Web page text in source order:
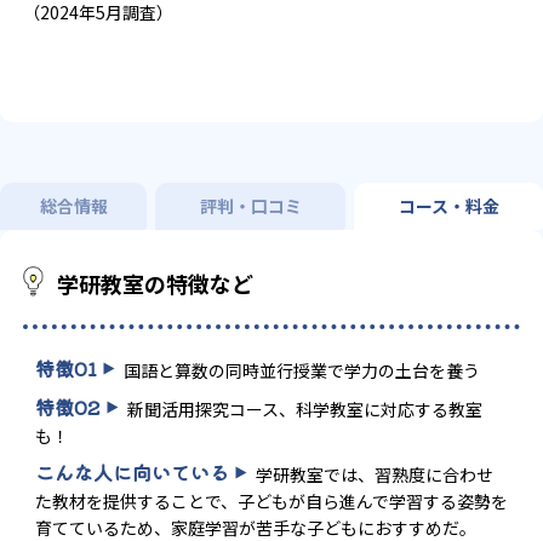
（2024年5月調査）
総合情報 評判・口コミ コース・料金
学研教室の特徴など
特徴01 国語と算数の同時並行授業で学力の土台を養う
特徴02
新聞活用探究コース、科学教室に対応する教室
も！
こんな人に向いている
学研教室では、習熟度に合わせ
た教材を提供することで、子どもが自ら進んで学習する姿勢を
育てているため、家庭学習が苦手な子どもにおすすめだ。